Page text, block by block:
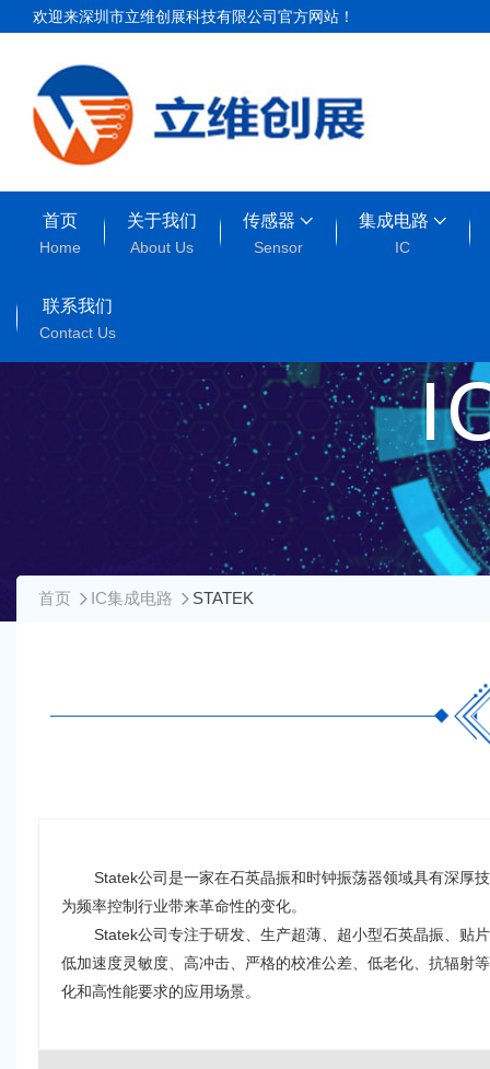
欢迎来深圳市立维创展科技有限公司官方网站！
首页
Home
关于我们
About Us
传感器
Sensor
集成电路
IC
联系我们
Contact Us
首页 IC集成电路 STATEK
Statek公司是一家在石英晶振和时钟振荡器领域具有深厚
为频率控制行业带来革命性的变化。
Statek公司专注于研发、生产超薄、超小型石英晶振、贴
低加速度灵敏度、高冲击、严格的校准公差、低老化、抗辐射
化和高性能要求的应用场景。